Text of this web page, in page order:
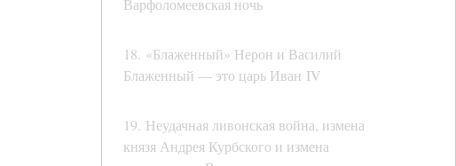
Варфоломеевская ночь
18. «Блаженный» Нерон и Василий
Блаженный — это царь Иван IV
19. Неудачная ливонская война, измена
князя Андрея Курбского и измена